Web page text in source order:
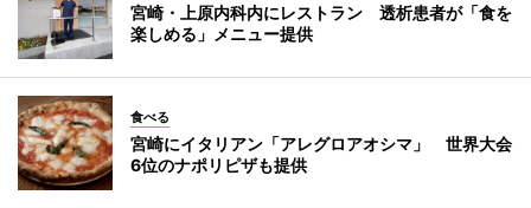
宮崎・上原内科内にレストラン 透析患者が「食を
楽しめる」メニュー提供
食べる
宮崎にイタリアン「アレグロアオシマ」 世界大会
6位のナポリピザも提供